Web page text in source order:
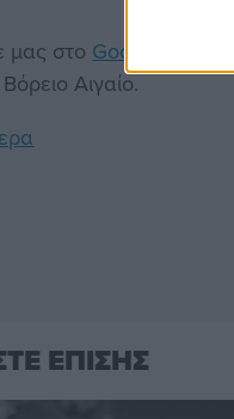
μας στο Google News
Αιγαίο.
ΕΠΙΣΗΣ